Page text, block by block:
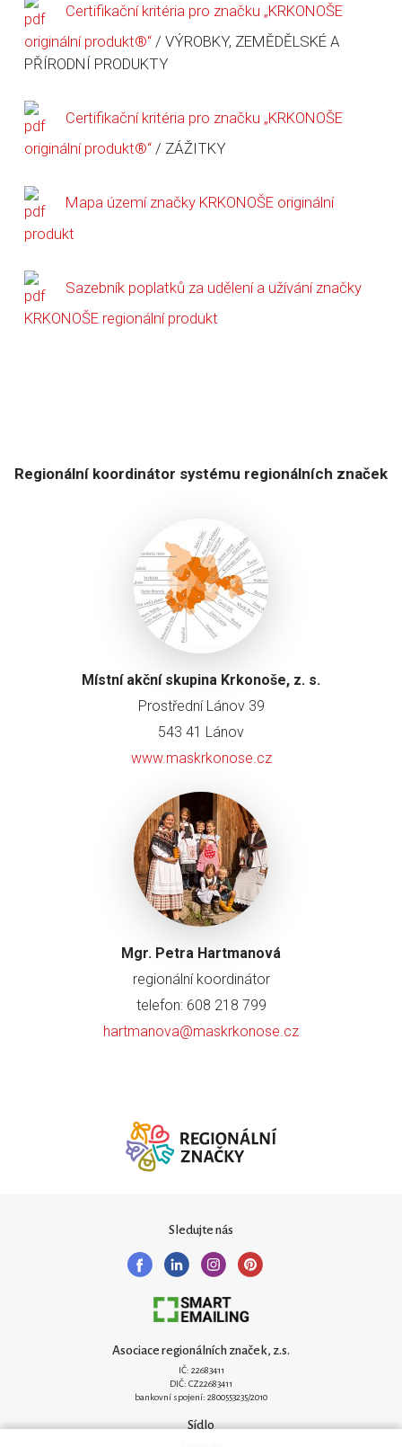
Certifikační kritéria pro značku „KRKONOŠE
originální produkt®“ / VÝROBKY, ZEMĚDĚLSKÉ A
PŘÍRODNÍ PRODUKTY
Certifikační kritéria pro značku „KRKONOŠE
originální produkt®“ / ZÁŽITKY
Mapa území značky KRKONOŠE originální
produkt
Sazebník poplatků za udělení a užívání značky
KRKONOŠE regionální produkt
Regionální koordinátor systému regionálních značek
Místní akční skupina Krkonoše, z. s.
Prostřední Lánov 39
543 41 Lánov
www.maskrkonose.cz
Mgr. Petra Hartmanová
regionální koordinátor
telefon: 608 218 799
hartmanova@maskrkonose.cz
Sledujte nás
Asociace regionálních značek, z.s.
IČ: 22683411
DIČ: CZ22683411
bankovní spojení: 2800553235/2010
Sídlo